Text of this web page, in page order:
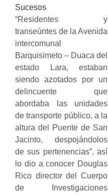
Sucesos
“Residentes y
transeúntes de la Avenida
intercomunal
Barquisimeto – Duaca del
estado Lara, estaban
siendo azotados por un
delincuente que
abordaba las unidades
de transporte público, a la
altura del Puente de San
Jacinto, despojándolos
de sus pertenencias”, así
lo dio a conocer Douglas
Rico director del Cuerpo
de Investigaciones